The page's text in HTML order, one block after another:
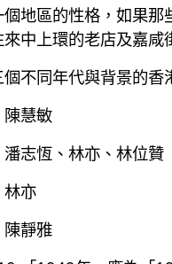
個地區的性格，如果
來中上環的老店及嘉咸
不同年代與背景的香
陳慧敏
志恆、林亦、林位贊
林亦
陳靜雅